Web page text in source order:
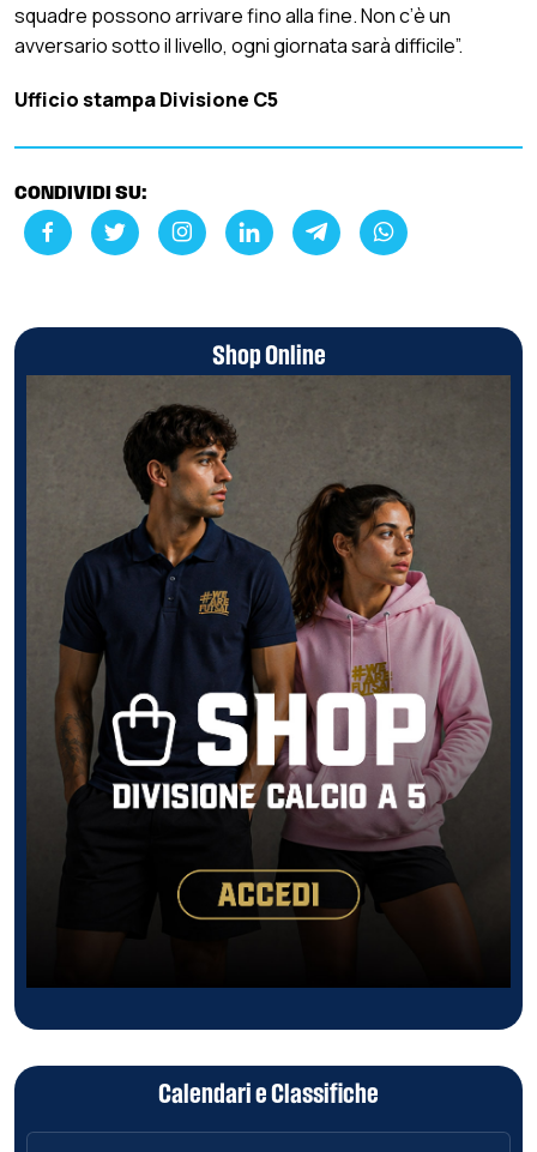
squadre possono arrivare fino alla fine. Non c’è un
avversario sotto il livello, ogni giornata sarà difficile”.
Ufficio stampa Divisione C5
CONDIVIDI SU:
Shop Online
Calendari e Classifiche